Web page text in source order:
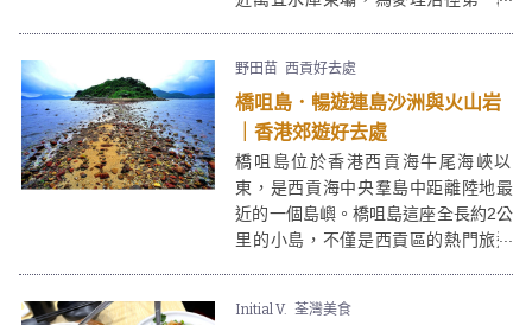
可以露營的。
野田苗 西貢好去處
橋咀島．暢遊連島沙洲與火山岩
｜香港郊遊好去處
橋咀島位於香港西貢海牛尾海峽以
東，是西貢海中央羣島中距離陸地最
近的一個島嶼。橋咀島這座全長約2公
里的小島，不僅是西貢區的熱門旅遊
的海灣與豐富的生態，吸引著本地居
Initial V. 荃灣美食